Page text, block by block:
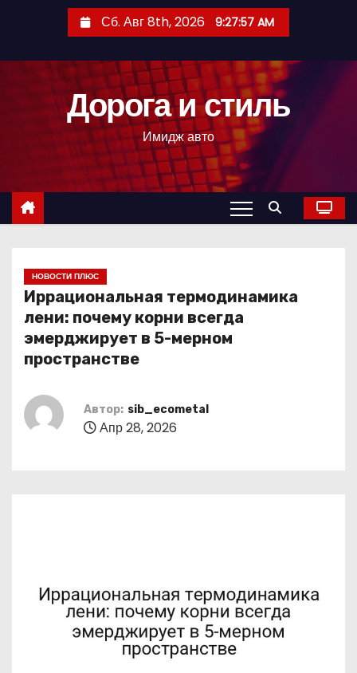
с
Сб. Авг 8th, 2026 9:27:58 AM
Дорога и стиль
Имидж авто
НОВОСТИ ПЛЮС
Иррациональная термодинамика
лени: почему корни всегда
эмерджирует в 5-мерном
пространстве
Автор: sib_ecometal
Апр 28, 2026